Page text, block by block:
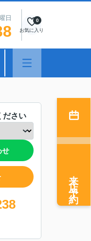
日
お気に入り
0
ださい
せ
来店予約